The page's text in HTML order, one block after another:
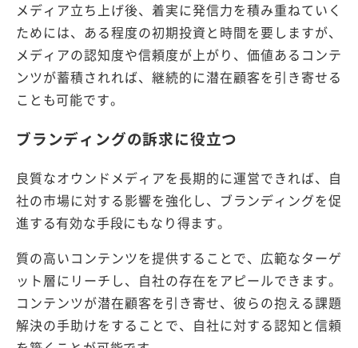
メディア立ち上げ後、着実に発信力を積み重ねていく
ためには、ある程度の初期投資と時間を要しますが、
メディアの認知度や信頼度が上がり、価値あるコンテ
ンツが蓄積されれば、継続的に潜在顧客を引き寄せる
ことも可能です。
ブランディングの訴求に役立つ
良質なオウンドメディアを長期的に運営できれば、自
社の市場に対する影響を強化し、ブランディングを促
進する有効な手段にもなり得ます。
質の高いコンテンツを提供することで、広範なターゲ
ット層にリーチし、自社の存在をアピールできます。
コンテンツが潜在顧客を引き寄せ、彼らの抱える課題
解決の手助けをすることで、自社に対する認知と信頼